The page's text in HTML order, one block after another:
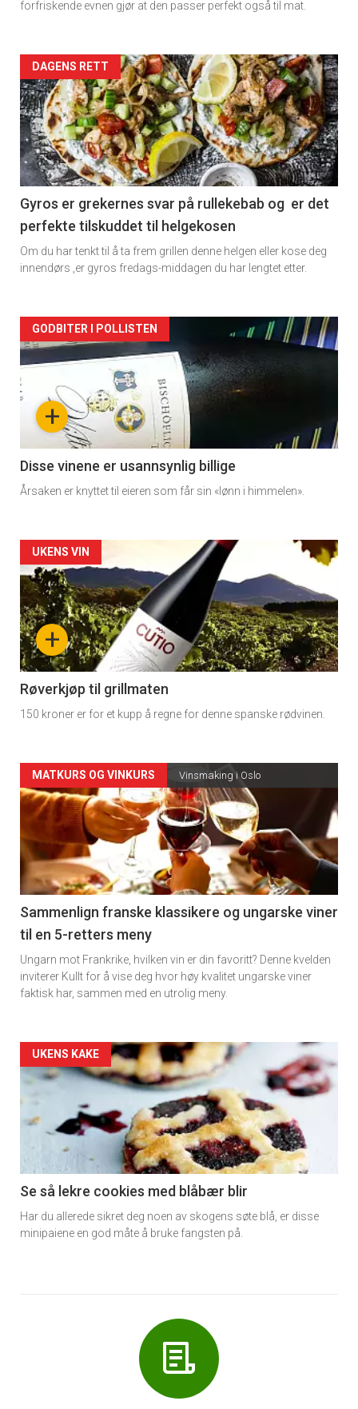
forfriskende evnen gjør at den passer perfekt også til mat.
Forsiden
akkurat
nå
-
2
DAGENS RETT
Gyros er grekernes svar på rullekebab og er det
perfekte tilskuddet til helgekosen
Om du har tenkt til å ta frem grillen denne helgen eller kose deg
innendørs ,er gyros fredags-middagen du har lengtet etter.
Forsiden
akkurat
nå
3
+
GODBITER I POLLISTEN
Disse vinene er usannsynlig billige
Årsaken er knyttet til eieren som får sin «lønn i himmelen».
Forsiden
akkurat
nå
-
4
+
UKENS VIN
Røverkjøp til grillmaten
150 kroner er for et kupp å regne for denne spanske rødvinen.
Forsiden
akkurat
nå
-
5
MATKURS OG VINKURS Vinsmaking i Oslo
Sammenlign franske klassikere og ungarske viner
til en 5-retters meny
Ungarn mot Frankrike, hvilken vin er din favoritt? Denne kvelden
inviterer Kullt for å vise deg hvor høy kvalitet ungarske viner
faktisk har, sammen med en utrolig meny.
Forsiden
akkurat
nå
6
UKENS KAKE
Se så lekre cookies med blåbær blir
Har du allerede sikret deg noen av skogens søte blå, er disse
minipaiene en god måte å bruke fangsten på.